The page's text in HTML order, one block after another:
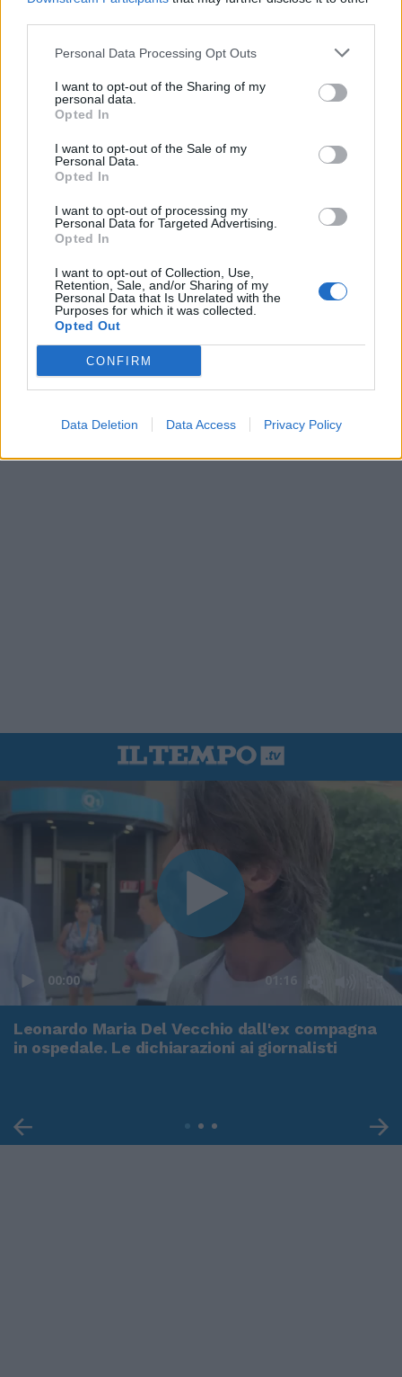
Personal Data Processing Opt Outs
I want to opt-out of the Sharing of my
personal data.
Opted In
I want to opt-out of the Sale of my
Personal Data.
Opted In
I want to opt-out of processing my
Personal Data for Targeted Advertising.
Opted In
I want to opt-out of Collection, Use,
Retention, Sale, and/or Sharing of my
Personal Data that Is Unrelated with the
Purposes for which it was collected.
Opted Out
CONFIRM
Data Deletion Data Access Privacy Policy
00:00 01:16
Leonardo Maria Del Vecchio dall'ex compagna
in ospedale. Le dichiarazioni ai giornalisti